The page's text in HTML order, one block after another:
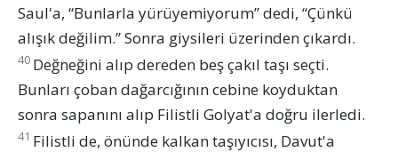
Saul'a, “Bunlarla yürüyemiyorum” dedi, “Çünkü
alışık değilim.” Sonra giysileri üzerinden çıkardı.
40 Değneğini alıp dereden beş çakıl taşı seçti.
Bunları çoban dağarcığının cebine koyduktan
sonra sapanını alıp Filistli Golyat'a doğru ilerledi.
41 Filistli de, önünde kalkan taşıyıcısı, Davut'a